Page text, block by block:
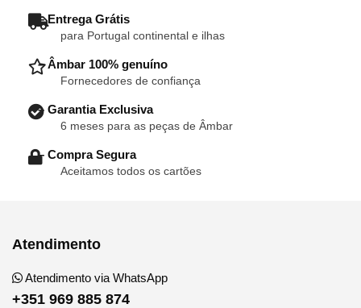
– Entrega Grátis
para Portugal continental e ilhas
– Âmbar 100% genuíno
Fornecedores de confiança
– Garantia Exclusiva
6 meses para as peças de Âmbar
– Compra Segura
Aceitamos todos os cartões
Atendimento
Atendimento via WhatsApp
+351 969 885 874